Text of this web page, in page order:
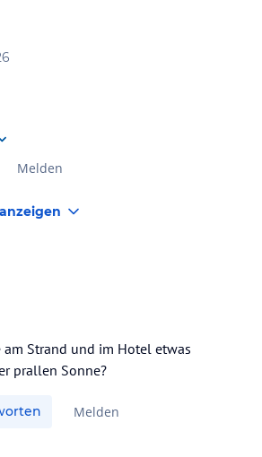
Melden
Strand und im Hotel etwas
prallen Sonne?
Melden